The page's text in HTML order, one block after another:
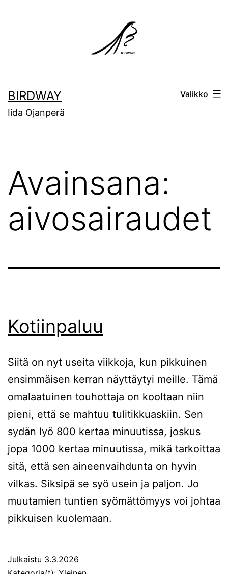
BIRDWAY
Iida Ojanperä
Valikko
Avainsana:
aivosairaudet
Kotiinpaluu
Siitä on nyt useita viikkoja, kun pikkuinen
ensimmäisen kerran näyttäytyi meille. Tämä
omalaatuinen touhottaja on kooltaan niin
pieni, että se mahtuu tulitikkuaskiin. Sen
sydän lyö 800 kertaa minuutissa, joskus
jopa 1000 kertaa minuutissa, mikä tarkoittaa
sitä, että sen aineenvaihdunta on hyvin
vilkas. Siksipä se syö usein ja paljon. Jo
muutamien tuntien syömättömyys voi johtaa
pikkuisen kuolemaan.
Julkaistu 3.3.2026